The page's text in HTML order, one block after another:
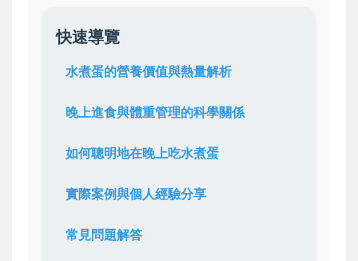
快速導覽
水煮蛋的營養價值與熱量解析
晚上進食與體重管理的科學關係
如何聰明地在晚上吃水煮蛋
實際案例與個人經驗分享
常見問題解答